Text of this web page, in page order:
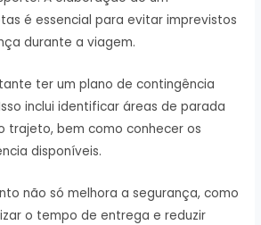
é essencial para evitar imprevistos
durante a viagem.
ter um plano de contingência
inclui identificar áreas de parada
trajeto, bem como conhecer os
disponíveis.
não só melhora a segurança, como
o tempo de entrega e reduzir